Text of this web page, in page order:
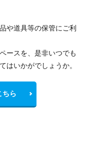
や道具等の保管にご利
ースを、是非いつでも
はいかがでしょうか。
ちら